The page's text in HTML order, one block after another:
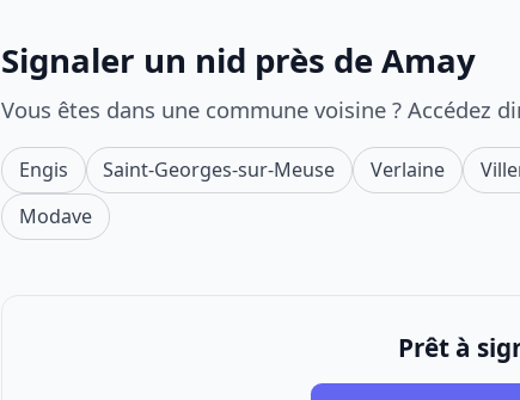
Signaler un nid près de Amay
Vous êtes dans une commune voisine ? Accédez
Engis Saint-Georges-sur-Meuse Verlaine
Modave
Prêt à